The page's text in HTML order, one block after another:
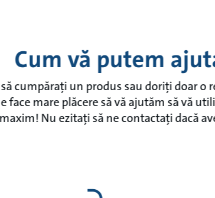
Cum vă putem
cumpărați un produs sau doriți doar o
face mare plăcere să vă ajutăm să vă
Nu ezitați să ne contactați dacă